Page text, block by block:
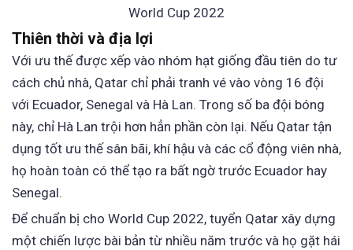
World Cup 2022
Thiên thời và địa lợi
Với ưu thế được xếp vào nhóm hạt giống đầu tiên do tư
cách chủ nhà, Qatar chỉ phải tranh vé vào vòng 16 đội
với Ecuador, Senegal và Hà Lan. Trong số ba đội bóng
này, chỉ Hà Lan trội hơn hẳn phần còn lại. Nếu Qatar tận
dụng tốt ưu thế sân bãi, khí hậu và các cổ động viên nhà,
họ hoàn toàn có thể tạo ra bất ngờ trước Ecuador hay
Senegal.
Để chuẩn bị cho World Cup 2022, tuyển Qatar xây dựng
một chiến lược bài bản từ nhiều năm trước và họ gặt hái